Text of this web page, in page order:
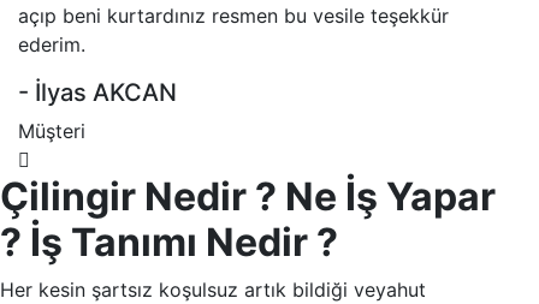
açıp beni kurtardınız resmen bu vesile teşekkür
ederim.
- İlyas AKCAN
Müşteri
Çilingir Nedir ? Ne İş Yapar
? İş Tanımı Nedir ?
Her kesin şartsız koşulsuz artık bildiği veyahut